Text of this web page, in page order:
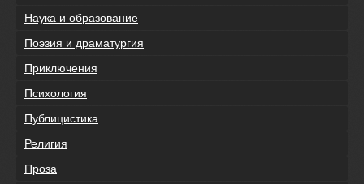
Наука и образование
Поэзия и драматургия
Приключения
Психология
Публицистика
Религия
Проза